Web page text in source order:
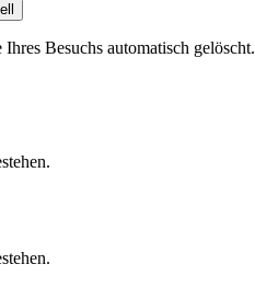
Besuchs automatisch gelöscht.